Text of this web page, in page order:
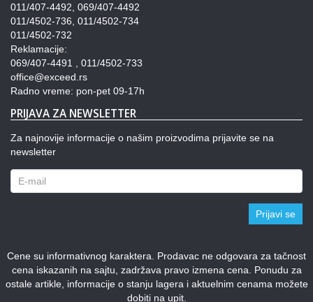
011/407-4492, 069/407-4492
011/4502-736, 011/4502-734
011/4502-732
Reklamacije:
069/407-4491 , 011/4502-733
office@exceed.rs
Radno vreme: pon-pet 09-17h
PRIJAVA ZA NEWSLETTER
Za najnovije informacije o našim proizvodima prijavite se na
newsletter
Prijavi se
Cene su informativnog karaktera. Prodavac ne odgovara za tačnost
cena iskazanih na sajtu, zadržava pravo izmena cena. Ponudu za
ostale artikle, informacije o stanju lagera i aktuelnim cenama možete
dobiti na upit.